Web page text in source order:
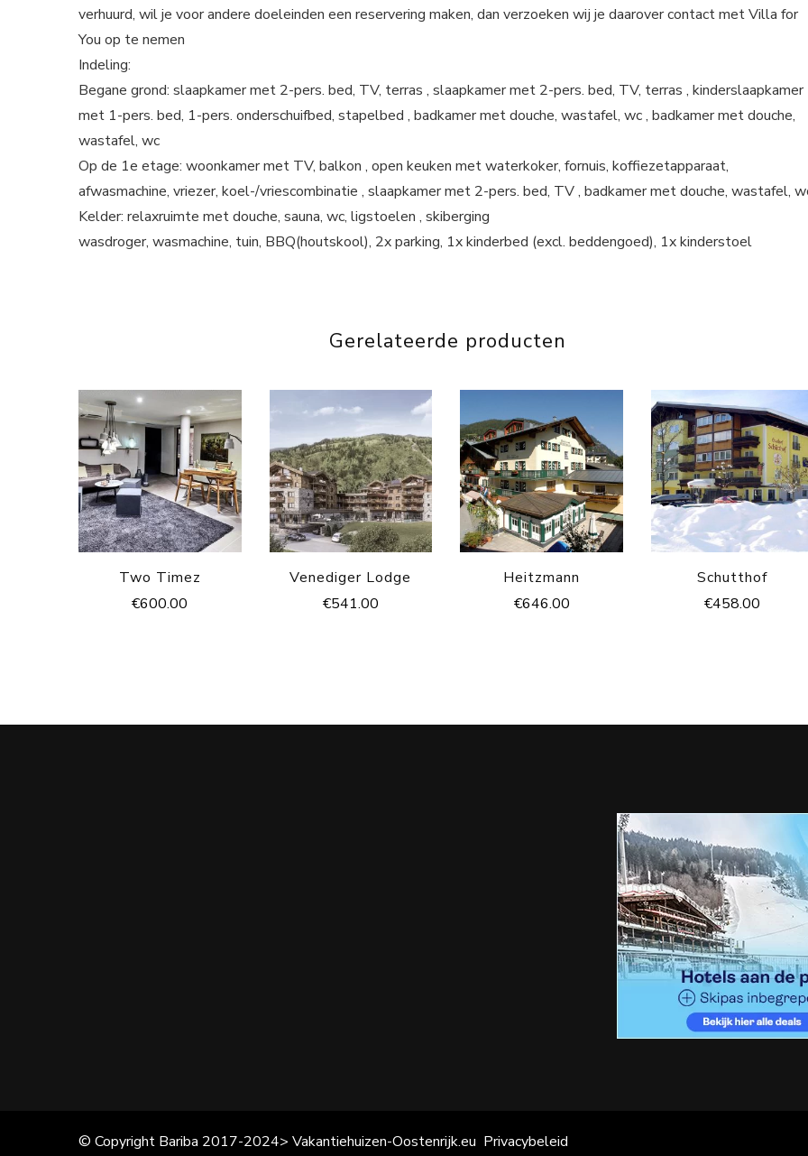
verhuurd, wil je voor andere doeleinden een reservering maken, dan verzoeken wij je daarover contact met Villa for
You op te nemen
Indeling:
Begane grond: slaapkamer met 2-pers. bed, TV, terras , slaapkamer met 2-pers. bed, TV, terras , kinderslaapkamer
met 1-pers. bed, 1-pers. onderschuifbed, stapelbed , badkamer met douche, wastafel, wc , badkamer met douche,
wastafel, wc
Op de 1e etage: woonkamer met TV, balkon , open keuken met waterkoker, fornuis, koffiezetapparaat,
afwasmachine, vriezer, koel-/vriescombinatie , slaapkamer met 2-pers. bed, TV , badkamer met douche, wastafel,
Kelder: relaxruimte met douche, sauna, wc, ligstoelen , skiberging
wasdroger, wasmachine, tuin, BBQ(houtskool), 2x parking, 1x kinderbed (excl. beddengoed), 1x kinderstoel
Gerelateerde producten
Two Timez
€600.00
Venediger Lodge
€541.00
Heitzmann
€646.00
Schutthof
€458.00
© Copyright Bariba 2017-2024> Vakantiehuizen-Oostenrijk.eu Privacybeleid